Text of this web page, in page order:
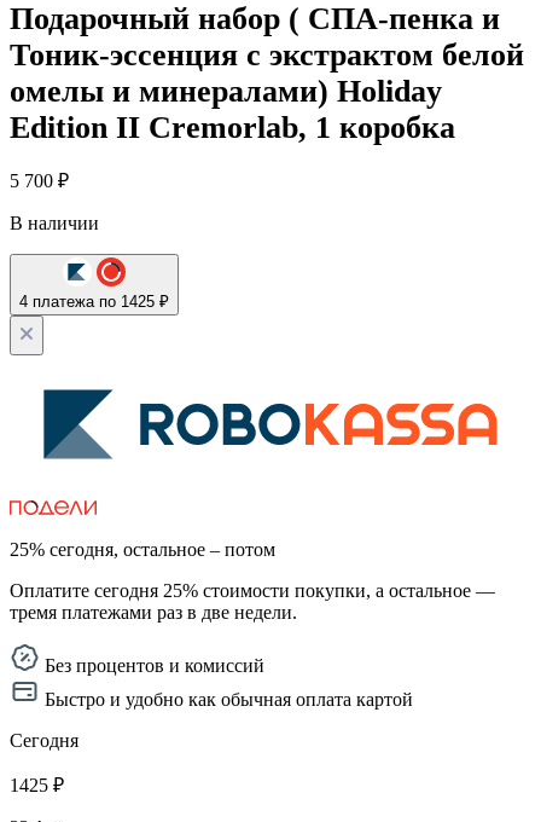
Подарочный набор ( СПА-пенка и
Тоник-эссенция с экстрактом белой
омелы и минералами) Holiday
Edition II Cremorlab, 1 коробка
5 700 ₽
В наличии
4 платежа по 1425 ₽
25% сегодня, остальное – потом
Оплатите сегодня 25% стоимости покупки, а остальное —
тремя платежами раз в две недели.
Без процентов и комиссий
Быстро и удобно как обычная оплата картой
Сегодня
1425 ₽